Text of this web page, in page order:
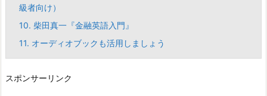
級者向け）
10. 柴田真一『金融英語入門』
11. オーディオブックも活用しましょう
スポンサーリンク